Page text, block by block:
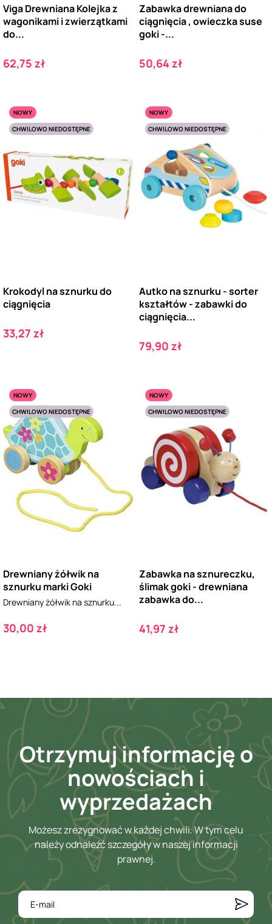
Viga Drewniana Kolejka z
wagonikami i zwierzątkami
do...
Cena
62,75 zł
Zabawka drewniana do
ciągnięcia , owieczka suse
goki -...
Cena
50,64 zł
NOWY
CHWILOWO NIEDOSTĘPNE
Krokodyl na sznurku do
ciągnięcia
Cena
33,27 zł
NOWY
CHWILOWO NIEDOSTĘPNE
Autko na sznurku - sorter
kształtów - zabawki do
ciągnięcia...
Cena
79,90 zł
NOWY
CHWILOWO NIEDOSTĘPNE
Drewniany żółwik na
sznurku marki Goki
Drewniany żółwik na sznurku...
Cena
30,00 zł
NOWY
CHWILOWO NIEDOSTĘPNE
Zabawka na sznureczku,
ślimak goki - drewniana
zabawka do...
Cena
41,97 zł
Otrzymuj informację o
nowościach i
wyprzedażach
Możesz zrezygnować w każdej chwili. W tym celu
należy odnaleźć szczegóły w naszej informacji
prawnej.